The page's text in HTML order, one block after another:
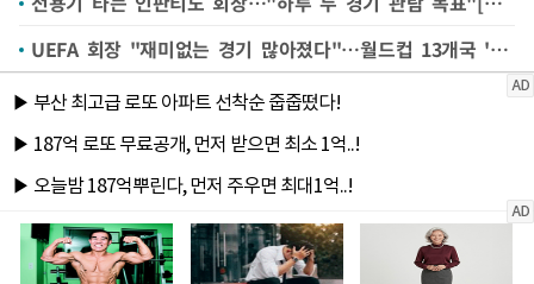
UEFA 회장 "재미없는 경기 많아졌다"…월드컵 13개국 '반발'[월드컵24시]